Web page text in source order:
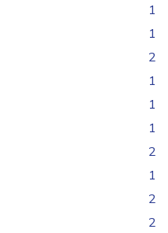
1
1
2
1
1
1
2
1
2
2